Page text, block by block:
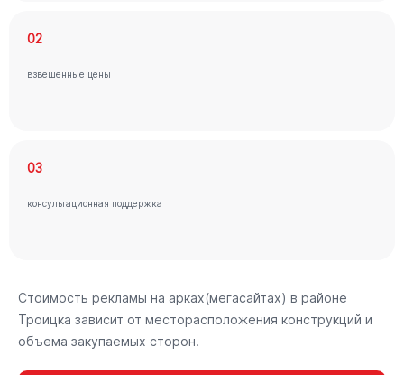
02
взвешенные цены
03
консультационная поддержка
Стоимость рекламы на арках(мегасайтах) в районе
Троицка зависит от месторасположения конструкций и
объема закупаемых сторон.